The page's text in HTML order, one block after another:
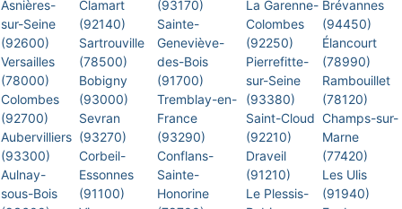
Asnières-
sur-Seine
(92600)
Versailles
(78000)
Colombes
(92700)
Aubervilliers
(93300)
Aulnay-
sous-Bois
Clamart
(92140)
Sartrouville
(78500)
Bobigny
(93000)
Sevran
(93270)
Corbeil-
Essonnes
(91100)
(93170)
Sainte-
Geneviève-
des-Bois
(91700)
Tremblay-en-
France
(93290)
Conflans-
Sainte-
Honorine
La Garenne-
Colombes
(92250)
Pierrefitte-
sur-Seine
(93380)
Saint-Cloud
(92210)
Draveil
(91210)
Le Plessis-
Brévannes
(94450)
Élancourt
(78990)
Rambouillet
(78120)
Champs-sur-
Marne
(77420)
Les Ulis
(91940)